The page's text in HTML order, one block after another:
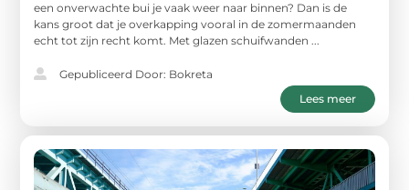
een onverwachte bui je vaak weer naar binnen? Dan is de
kans groot dat je overkapping vooral in de zomermaanden
echt tot zijn recht komt. Met glazen schuifwanden ...
Gepubliceerd Door: Bokreta
Lees meer